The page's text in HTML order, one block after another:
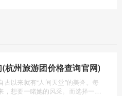
杭州旅游团价格查询官网)
以来就有“人间天堂”的美誉。每
，想要一睹她的风采。而选择一个